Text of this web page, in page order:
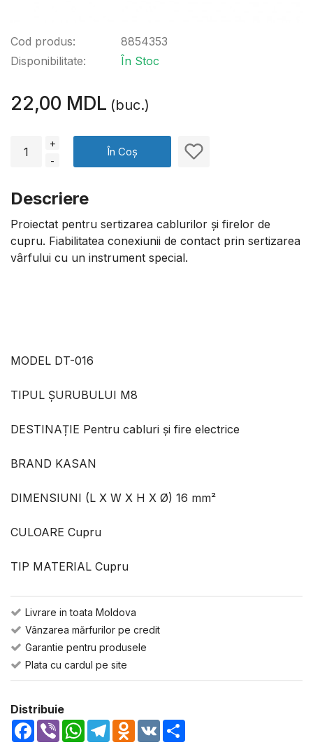
Cod produs:
Disponibilitate:
8854353
În Stoc
22,00 MDL (buc.)
+
-
În Coș
Descriere
Proiectat pentru sertizarea cablurilor și firelor de
cupru. Fiabilitatea conexiunii de contact prin sertizarea
vârfului cu un instrument special.
MODEL DT-016
TIPUL ȘURUBULUI M8
DESTINAȚIE Pentru cabluri şi fire electrice
BRAND KASAN
DIMENSIUNI (L X W X H X Ø) 16 mm²
CULOARE Cupru
TIP MATERIAL Cupru
Livrare in toata Moldova
Vânzarea mărfurilor pe credit
Garantie pentru produsele
Plata cu cardul pe site
Distribuie
Facebook
Viber WhatsApp
TelegramOdnoklassniki
VK